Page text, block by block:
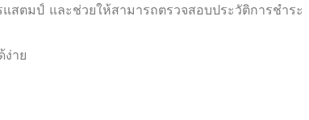
ตมป์ และช่วยให้สามารถตรวจสอบประวัติการชำระ
าย